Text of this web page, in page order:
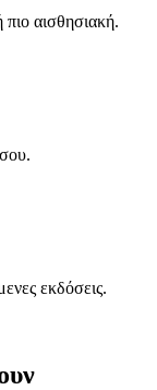
αισθησιακή.
εκδόσεις.